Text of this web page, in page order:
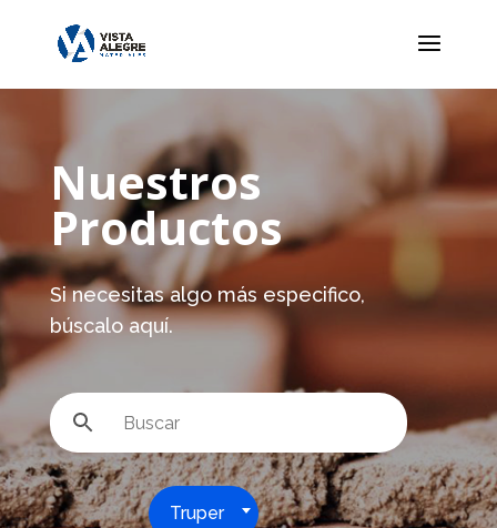
Nuestros
Productos
Si necesitas algo más especifico,
búscalo aquí.
Truper